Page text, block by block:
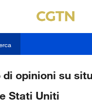
di opinioni su
Stati Uniti